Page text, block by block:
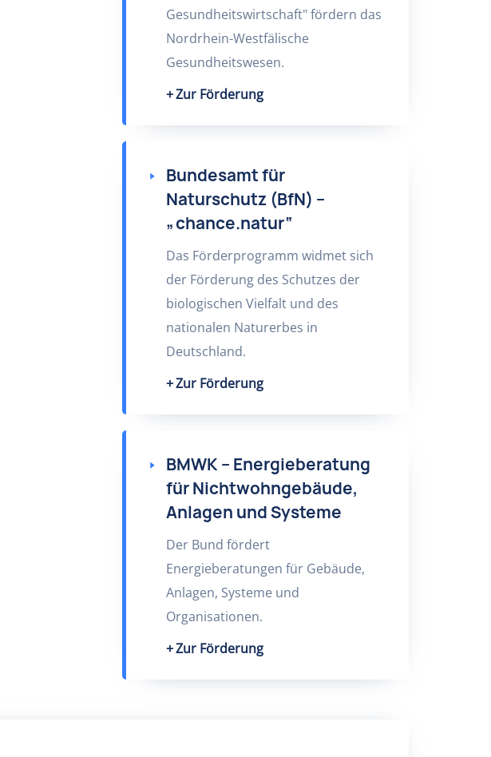
Gesundheitswirtschaft" fördern das
Nordrhein-Westfälische
Gesundheitswesen.
Zur Förderung
Bundesamt für
Naturschutz (BfN) –
„chance.natur“
Das Förderprogramm widmet sich
der Förderung des Schutzes der
biologischen Vielfalt und des
nationalen Naturerbes in
Deutschland.
Zur Förderung
BMWK – Energieberatung
für Nichtwohngebäude,
Anlagen und Systeme
Der Bund fördert
Energieberatungen für Gebäude,
Anlagen, Systeme und
Organisationen.
Zur Förderung